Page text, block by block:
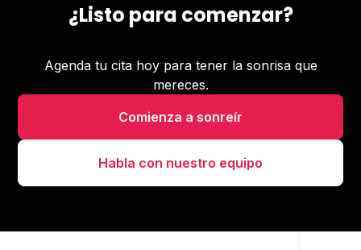
¿Listo para comenzar?
Agenda tu cita hoy para tener la sonrisa que
mereces.
Comienza a sonreír
Habla con nuestro equipo